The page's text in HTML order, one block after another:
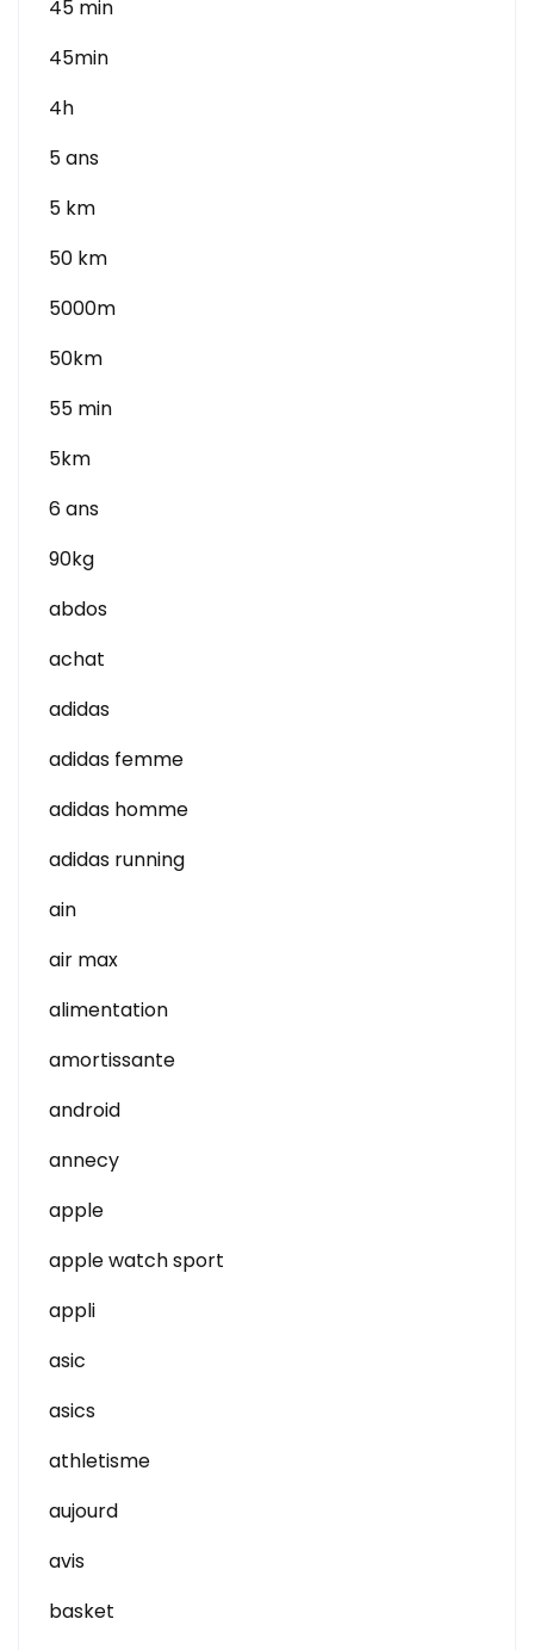
45 min
45min
4h
5 ans
5 km
50 km
5000m
50km
55 min
5km
6 ans
90kg
abdos
achat
adidas
adidas femme
adidas homme
adidas running
ain
air max
alimentation
amortissante
android
annecy
apple
apple watch sport
appli
asic
asics
athletisme
aujourd
avis
basket